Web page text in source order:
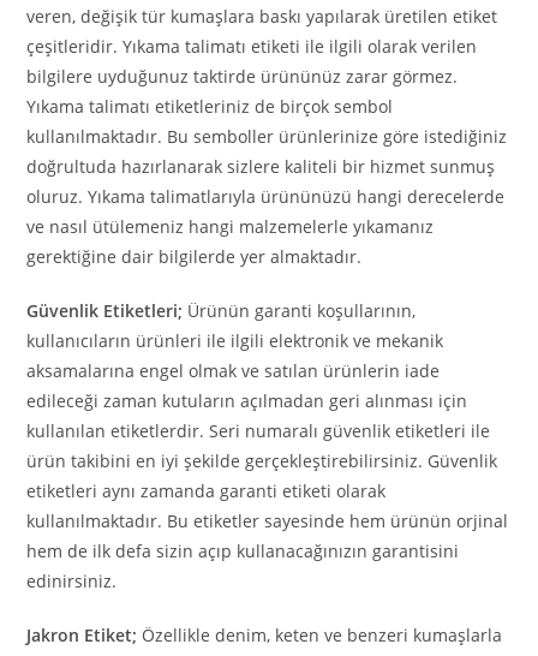
veren, değişik tür kumaşlara baskı yapılarak üretilen etiket
çeşitleridir. Yıkama talimatı etiketi ile ilgili olarak verilen
bilgilere uyduğunuz taktirde ürününüz zarar görmez.
Yıkama talimatı etiketleriniz de birçok sembol
kullanılmaktadır. Bu semboller ürünlerinize göre istediğiniz
doğrultuda hazırlanarak sizlere kaliteli bir hizmet sunmuş
oluruz. Yıkama talimatlarıyla ürününüzü hangi derecelerde
ve nasıl ütülemeniz hangi malzemelerle yıkamanız
gerektiğine dair bilgilerde yer almaktadır.
Güvenlik Etiketleri; Ürünün garanti koşullarının,
kullanıcıların ürünleri ile ilgili elektronik ve mekanik
aksamalarına engel olmak ve satılan ürünlerin iade
edileceği zaman kutuların açılmadan geri alınması için
kullanılan etiketlerdir. Seri numaralı güvenlik etiketleri ile
ürün takibini en iyi şekilde gerçekleştirebilirsiniz. Güvenlik
etiketleri aynı zamanda garanti etiketi olarak
kullanılmaktadır. Bu etiketler sayesinde hem ürünün orjinal
hem de ilk defa sizin açıp kullanacağınızın garantisini
edinirsiniz.
Jakron Etiket; Özellikle denim, keten ve benzeri kumaşlarla